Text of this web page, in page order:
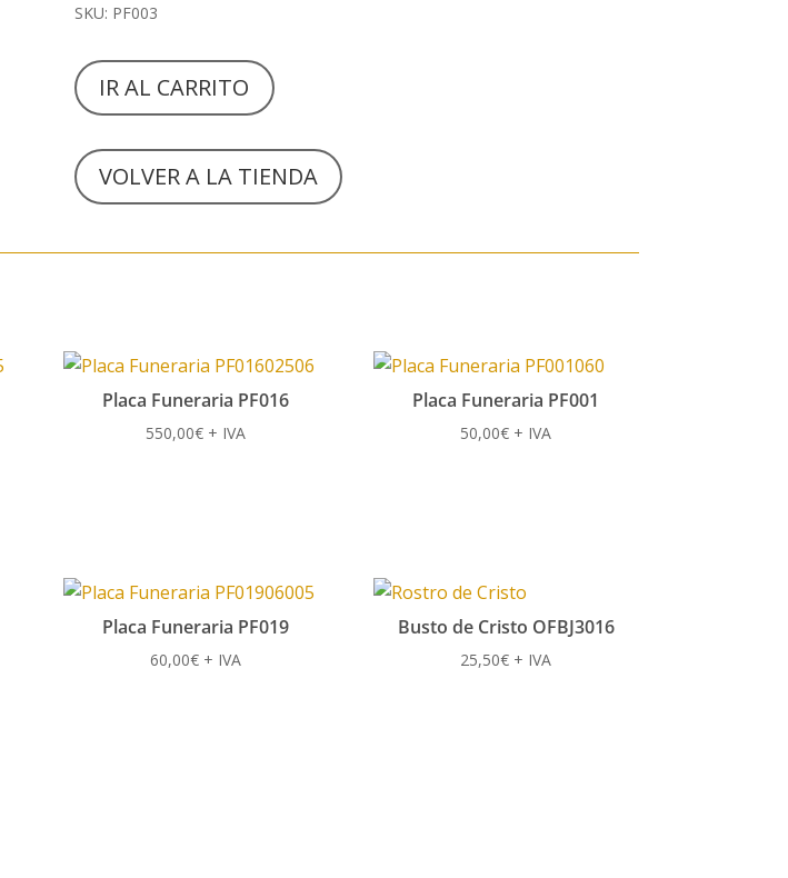
SKU: PF003
IR AL CARRITO
VOLVER A LA TIENDA
Placa Funeraria PF016
550,00€ + IVA
Placa Funeraria PF001
50,00€ + IVA
Placa Funeraria PF019
60,00€ + IVA
Busto de Cristo OFBJ3016
25,50€ + IVA